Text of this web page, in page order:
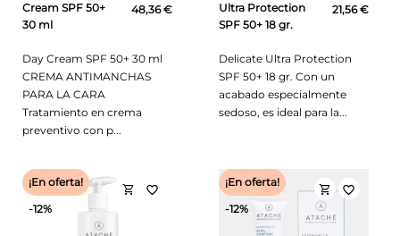
Cream SPF 50+
30 ml
48,36 €
Day Cream SPF 50+ 30 ml
CREMA ANTIMANCHAS
PARA LA CARA
Tratamiento en crema
preventivo con p...
Ultra Protection
SPF 50+ 18 gr.
21,56 €
Delicate Ultra Protection
SPF 50+ 18 gr. Con un
acabado especialmente
sedoso, es ideal para la...
shopping_cart
¡En oferta!
-12%
favorite_border shopping_cart
¡En oferta!
-12%
favorite_border